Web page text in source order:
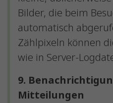
Bilder, die beim
automatisch
Zählpixeln können
wie in Server-
9.
Mitteilungen